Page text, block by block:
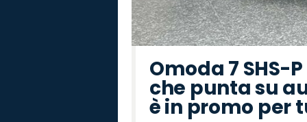
Omoda 7 SHS-
che punta su
è in promo per